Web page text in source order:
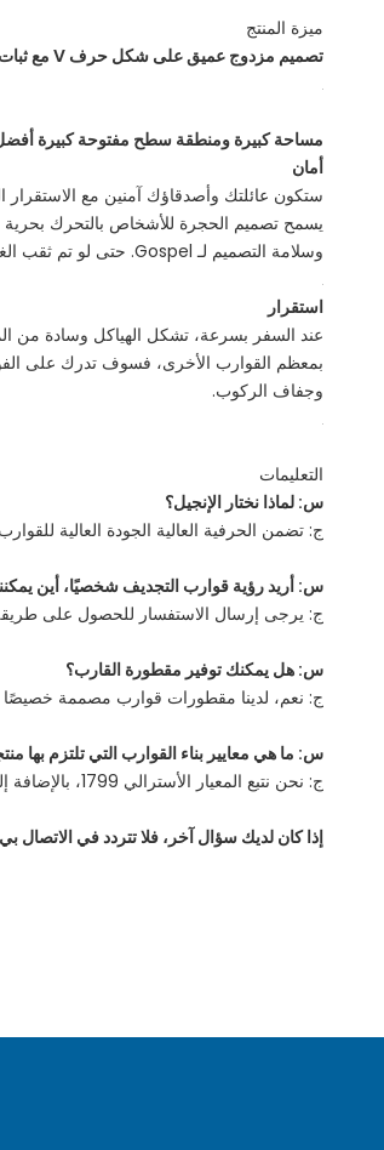
ميزة المنتج
تصميم مزدوج عميق على شكل حرف V مع ثبات ممتاز على البحر
مساحة كبيرة ومنطقة سطح مفتوحة كبيرة أفضل
أمان
ستكون عائلتك وأصدقاؤك آمنين مع الاستقرار
يسمح تصميم الحجرة للأشخاص بالتحرك
وسلامة التصميم لـ Gospel. حتى لو تم ثقب الغرفة، فإن الغرف المنفصلة المقاومة للماء تحد من الضرر، مما يجعل السفينة غير قابلة للغرق فعليًا.
استقرار
عند السفر بسرعة، تشكل الهياكل وسادة من
بمعظم القوارب الأخرى، فسوف تدرك على
وجفاف الركوب.
التعليمات
س: لماذا نختار الإنجيل؟
ج: تضمن الحرفية العالية الجودة العالية
س: أريد رؤية قوارب التجديف شخصيًا، أين
ج: يرجى إرسال الاستفسار للحصول على طريقة
س: هل يمكنك توفير مقطورة القارب؟
ج: نعم، لدينا مقطورات قوارب مصممة خصيصًا
س: ما هي معايير بناء القوارب التي تلتزم بها
ج: نحن نتبع المعيار الأسترالي 1799، بالإضافة إلى قواعد ISO/CE/RCD.
إذا كان لديك سؤال آخر، فلا تتردد في الاتصال